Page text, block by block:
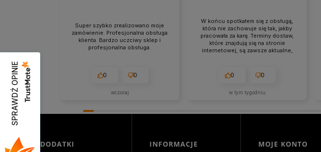
Super szybko zrealizowano moje
zamówienie. Profesjonalna obsługa
klienta. Bardzo uczciwy sklep i
profesjonalna obsługa.
0 0
wczoraj
W końcu spotkałem się z obsługą,
która nie zachowuje się tak, jakby
pracowała za karę. Terminy dostaw,
które znajdują się na stronie
internetowej, są zawsze aktualne,
zabezpieczenie. Udane zakupy i
przyjemna obsługa. Warto.
0 0
w tym tygodniu
DODATKI INFORMACJE MOJE KONTO
SPRAWDŹ OPINIE